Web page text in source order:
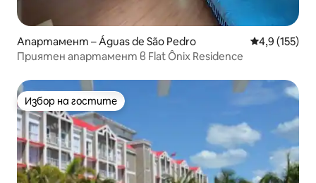
Апартамент – Águas de São Pedro Средна
4,9 (155)
Приятен апартамент в Flat Ônix Residence
Избор на гостите
Избор на гостите